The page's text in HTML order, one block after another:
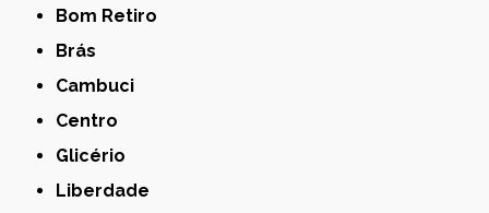
Bom Retiro
Brás
Cambuci
Centro
Glicério
Liberdade